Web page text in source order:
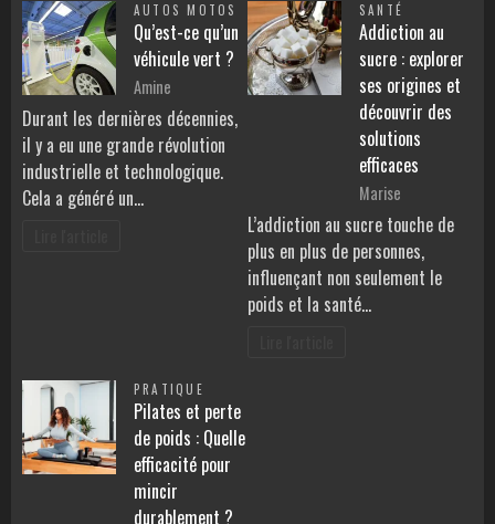
AUTOS MOTOS
Qu’est-ce qu’un
véhicule vert ?
Amine
Durant les dernières décennies,
il y a eu une grande révolution
industrielle et technologique.
Cela a généré un…
SANTÉ
Addiction au
sucre : explorer
ses origines et
découvrir des
solutions
efficaces
Marise
L’addiction au sucre touche de
plus en plus de personnes,
influençant non seulement le
poids et la santé…
PRATIQUE
Pilates et perte
de poids : Quelle
efficacité pour
mincir
durablement ?